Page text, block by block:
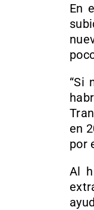
En
“Si
en
por
Al